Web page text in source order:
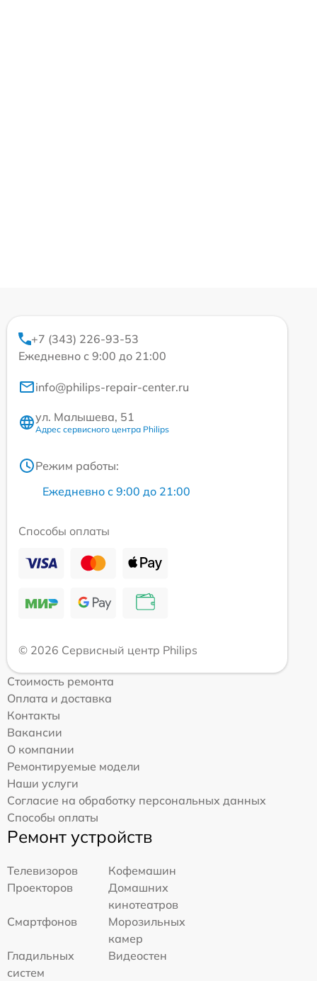
+7 (343) 226-93-53
Ежедневно с 9:00 до 21:00
info@philips-repair-center.ru
ул. Малышева, 51
Адрес сервисного центра Philips
Режим работы:
Ежедневно с 9:00 до 21:00
Способы оплаты
© 2026 Сервисный центр Philips
Стоимость ремонта
Оплата и доставка
Контакты
Вакансии
О компании
Ремонтируемые модели
Наши услуги
Согласие на обработку персональных данных
Способы оплаты
Ремонт устройств
Телевизоров
Кофемашин
Проекторов
Домашних
кинотеатров
Смартфонов
Морозильных
камер
Гладильных
систем
Видеостен